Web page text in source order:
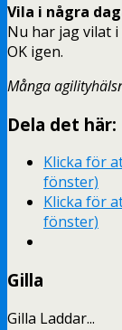
Vila i några
Nu har jag vilat
OK igen.
Många
Dela det här:
Klicka för
fönster)
Klicka för
fönster)
Gilla
Gilla Laddar...